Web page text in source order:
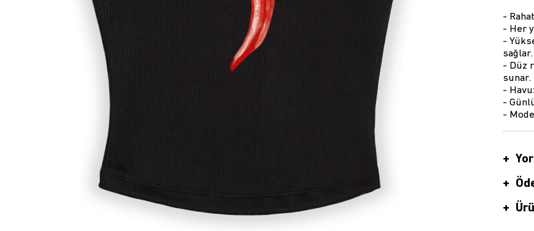
-
- Her
-
sağlar.
- Düz
sunar.
-
-
-